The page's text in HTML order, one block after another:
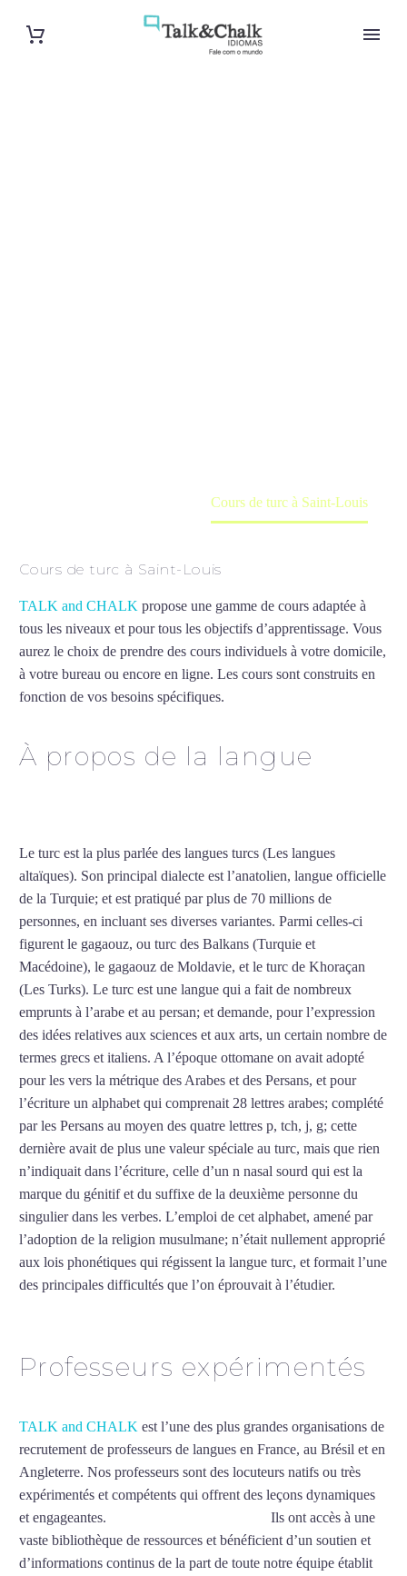
Cours de turc à Saint-Louis
Cours de turc à Saint-Louis
TALK and CHALK propose une gamme de cours adaptée à
tous les niveaux et pour tous les objectifs d’apprentissage. Vous
aurez le choix de prendre des cours individuels à votre domicile,
à votre bureau ou encore en ligne. Les cours sont construits en
fonction de vos besoins spécifiques.
À propos de la langue
Le turc est la plus parlée des langues turcs (Les langues
altaïques). Son principal dialecte est l’anatolien, langue officielle
de la Turquie; et est pratiqué par plus de 70 millions de
personnes, en incluant ses diverses variantes. Parmi celles-ci
figurent le gagaouz, ou turc des Balkans (Turquie et
Macédoine), le gagaouz de Moldavie, et le turc de Khoraçan
(Les Turks). Le turc est une langue qui a fait de nombreux
emprunts à l’arabe et au persan; et demande, pour l’expression
des idées relatives aux sciences et aux arts, un certain nombre de
termes grecs et italiens. A l’époque ottomane on avait adopté
pour les vers la métrique des Arabes et des Persans, et pour
l’écriture un alphabet qui comprenait 28 lettres arabes; complété
par les Persans au moyen des quatre lettres p, tch, j, g; cette
dernière avait de plus une valeur spéciale au turc, mais que rien
n’indiquait dans l’écriture, celle d’un n nasal sourd qui est la
marque du génitif et du suffixe de la deuxième personne du
singulier dans les verbes. L’emploi de cet alphabet, amené par
l’adoption de la religion musulmane; n’était nullement approprié
aux lois phonétiques qui régissent la langue turc, et formait l’une
des principales difficultés que l’on éprouvait à l’étudier.
Professeurs expérimentés
TALK and CHALK est l’une des plus grandes organisations de
recrutement de professeurs de langues en France, au Brésil et en
Angleterre. Nos professeurs sont des locuteurs natifs ou très
expérimentés et compétents qui offrent des leçons dynamiques
et engageantes.
Ils ont accès à une
vaste bibliothèque de ressources et bénéficient d’un soutien et
d’informations continus de la part de toute notre équipe établit